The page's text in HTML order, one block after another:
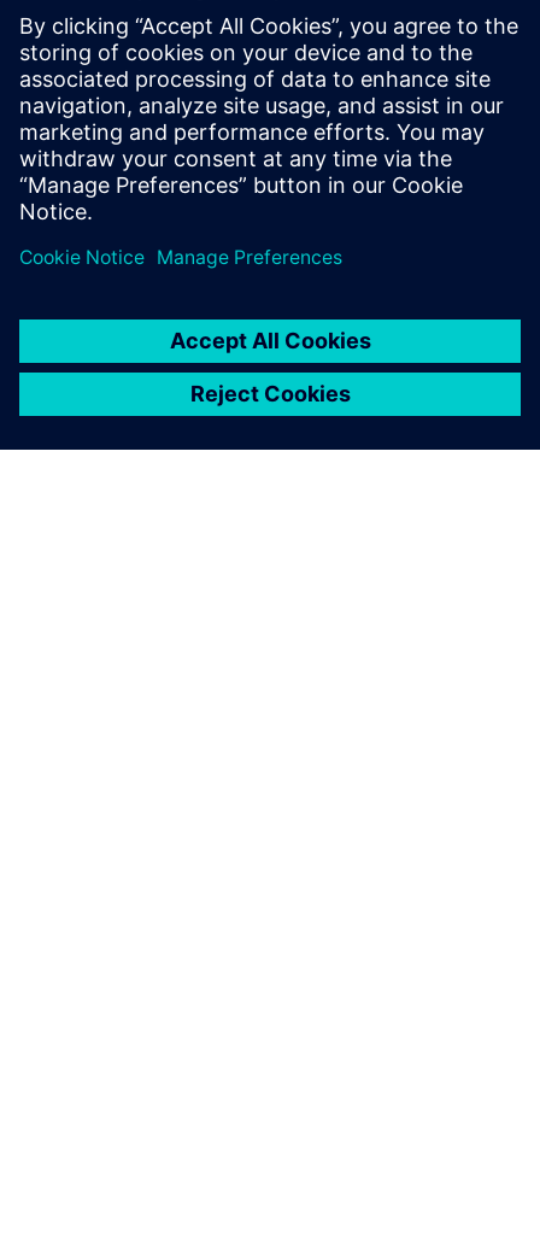
Pielāgota, interaktīva training, izmantojot tiešsaistes,
klases un laboratorijas formātus. Aptver progresīvas
analītiskās metodes un uz lietojumiem balstītus kursus ar
daudzdimensionālu mācīšanos.
Uzziniet vairāk